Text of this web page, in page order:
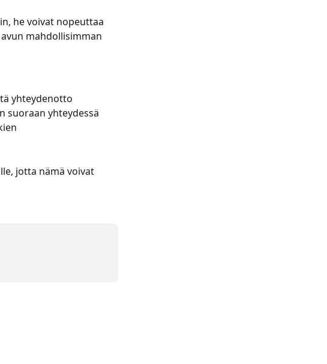
he voivat nopeuttaa
mahdollisimman
yhteydenotto
suoraan yhteydessä
jotta nämä voivat